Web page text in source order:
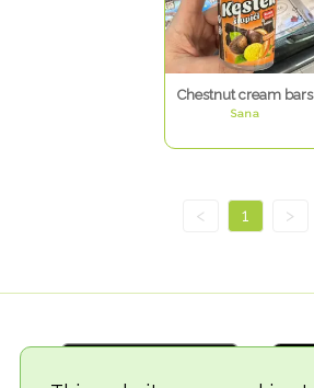
Chestnut cream bars
Sana
< 1 >